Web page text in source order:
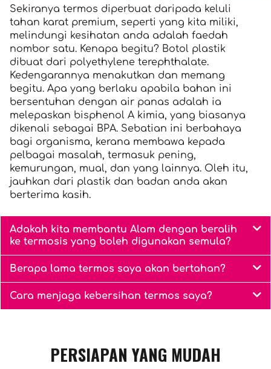
Sekiranya termos diperbuat daripada keluli
tahan karat premium, seperti yang kita miliki,
melindungi kesihatan anda adalah faedah
nombor satu. Kenapa begitu? Botol plastik
dibuat dari polyethylene terephthalate.
Kedengarannya menakutkan dan memang
begitu. Apa yang berlaku apabila bahan ini
bersentuhan dengan air panas adalah ia
melepaskan bisphenol A kimia, yang biasanya
dikenali sebagai BPA. Sebatian ini berbahaya
bagi organisma, kerana membawa kepada
pelbagai masalah, termasuk pening,
kemurungan, mual, dan yang lainnya. Oleh itu,
jauhkan dari plastik dan badan anda akan
berterima kasih.
Adakah kita membantu Alam dengan beralih
ke termosis yang boleh digunakan semula?
Berapa lama termos saya akan bertahan?
Cara menjaga kebersihan termos saya?
PERSIAPAN YANG MUDAH